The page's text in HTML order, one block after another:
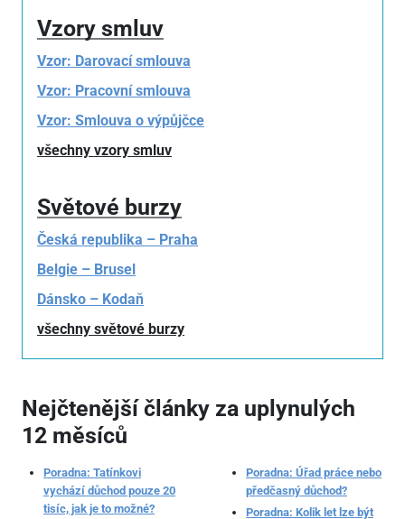
Vzory smluv
Vzor: Darovací smlouva
Vzor: Pracovní smlouva
Vzor: Smlouva o výpůjčce
všechny vzory smluv
Světové burzy
Česká republika – Praha
Belgie – Brusel
Dánsko – Kodaň
všechny světové burzy
Nejčtenější články za uplynulých
12 měsíců
Poradna: Tatínkovi
vychází důchod pouze 20
tisíc, jak je to možné?
Poradna: Úřad práce nebo
předčasný důchod?
Poradna: Kolik let lze být